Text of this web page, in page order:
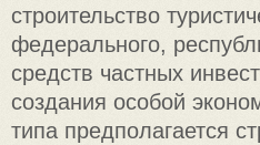
строительство
федерального,
средств частных
создания особой
типа предполагается